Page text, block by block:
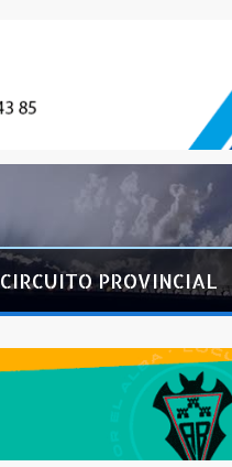
CIRCUITO PROVINCIAL